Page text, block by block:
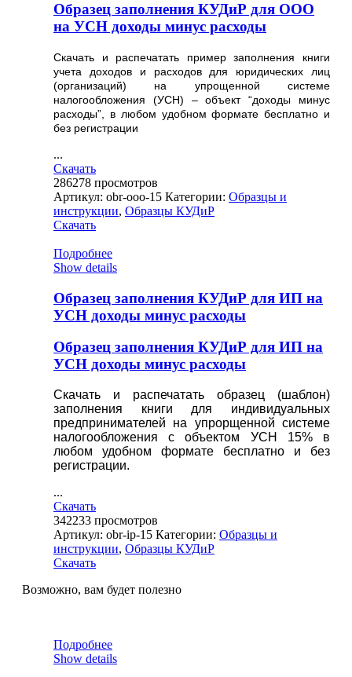
Образец заполнения КУДиР для ООО
на УСН доходы минус расходы
Скачать и распечатать пример заполнения книги
учета доходов и расходов для юридических лиц
(организаций) на упрощенной системе
налогообложения (УСН) – объект “доходы минус
расходы”, в любом удобном формате бесплатно и
без регистрации
...
Скачать
286278 просмотров
Артикул: obr-ooo-15 Категории: Образцы и
инструкции, Образцы КУДиР
Скачать
Подробнее
Show details
Образец заполнения КУДиР для ИП на
УСН доходы минус расходы
Образец заполнения КУДиР для ИП на
УСН доходы минус расходы
Скачать и распечатать образец (шаблон)
заполнения книги для индивидуальных
предпринимателей на упрорщенной системе
налогообложения с объектом УСН 15%в
любом удобном формате бесплатно и без
регистрации.
...
Скачать
342233 просмотров
Артикул: obr-ip-15 Категории: Образцы и
инструкции, Образцы КУДиР
Скачать
Возможно, вам будет полезно
Подробнее
Show details